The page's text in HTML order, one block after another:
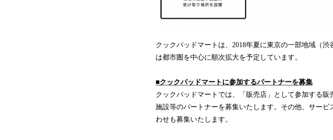
クックパッドマートは、2018年夏に東京の一部地域（
は都市圏を中心に順次拡大を予定しています。
■クックパッドマートに参加するパートナーを募集
クックパッドマートでは、「販売店」として参加する
施設等のパートナーを募集いたします。その他、サー
わせも募集いたします。